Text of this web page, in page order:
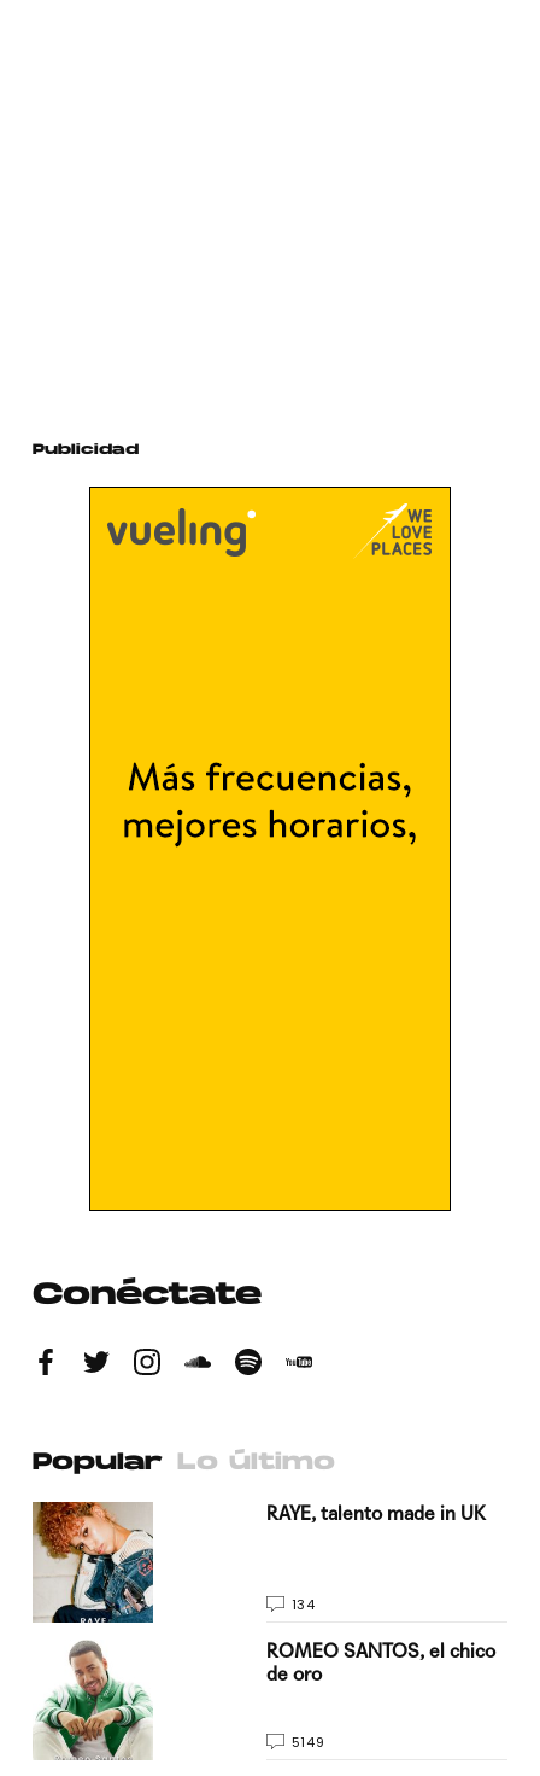
Publicidad
Conéctate
Popular Lo último
RAYE, talento made in UK
134
ROMEO SANTOS, el chico
de oro
5149